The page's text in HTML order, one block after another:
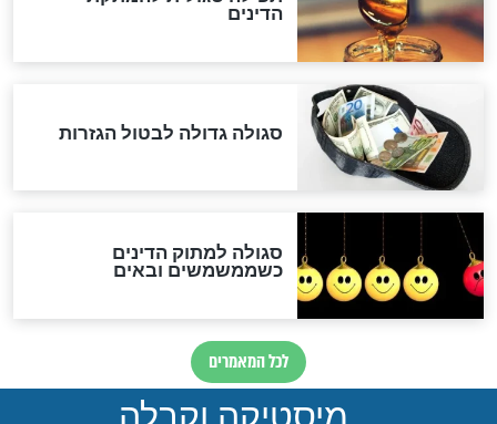
לכל המאמרים
אחרית הימים
האם אפשר לחשב את הקץ?
מה יהיה בימות המשיח?